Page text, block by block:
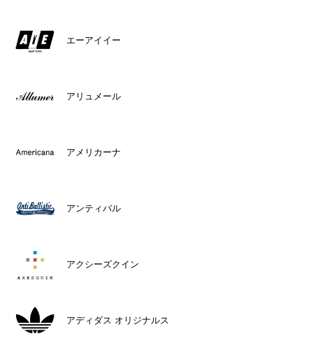
エーアイイー
アリュメール
アメリカーナ
アンティバル
アクシーズクイン
アディダス オリジナルス